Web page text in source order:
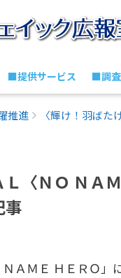
■提供サービス ■調
推進
〈輝け！羽ばた
Ｌ〈ＮＯ ＮＡ
事
ＡＭＥ ＨＥＲＯ」